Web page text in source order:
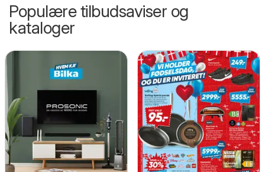
Populære tilbudsaviser og
kataloger